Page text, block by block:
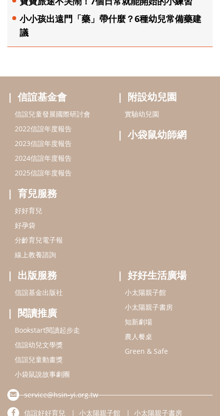
小小孩出遠門「藥」帶什麼？6種幼兒常備藥建
議
信誼基金會
信誼兒童發展國際研討會
2022信誼年度報告
2023信誼年度報告
2024信誼年度報告
2025信誼年度報告
育兒服務
好好育兒
好孕袋
分齡育兒電子報
線上教養諮詢
附設幼兒園
實驗幼兒園
小袋鼠幼師網
出版服務
信誼基金出版社
閱讀推廣
Bookstart閱讀起步走
信誼幼兒文學獎
信誼兒童動畫獎
小袋鼠說故事劇團
好好生活廣場
小太陽親子館
小太陽親子書房
知新劇場
農人餐桌
Green & Safe
service@hsin-yi.org.tw
信誼好好育兒
小太陽親子館 小太陽親子書房